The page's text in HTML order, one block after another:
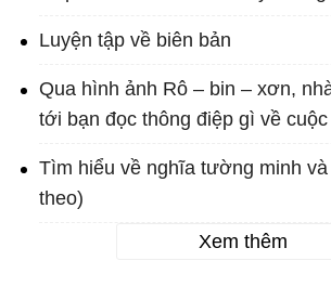
Luyện tập về biên bản
Qua hình ảnh Rô – bin – xơn,
tới bạn đọc thông điệp gì về
Tìm hiểu về nghĩa tường minh
theo)
Xem thêm